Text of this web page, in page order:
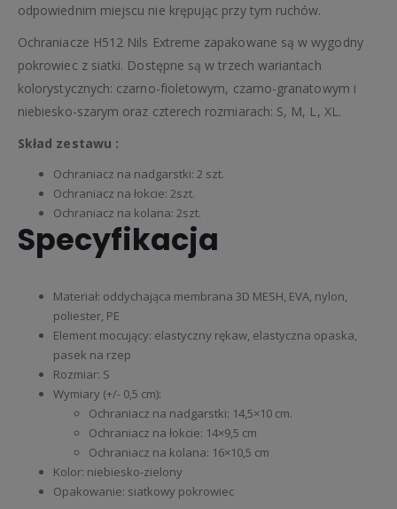
odpowiednim miejscu nie krępując przy tym ruchów.
Ochraniacze H512 Nils Extreme zapakowane są w wygodny
pokrowiec z siatki. Dostępne są w trzech wariantach
kolorystycznych: czarno-fioletowym, czarno-granatowym i
niebiesko-szarym oraz czterech rozmiarach: S, M, L, XL.
Skład zestawu :
Ochraniacz na nadgarstki: 2 szt.
Ochraniacz na łokcie: 2szt.
Ochraniacz na kolana: 2szt.
Specyfikacja
Materiał: oddychająca membrana 3D MESH, EVA, nylon,
poliester, PE
Element mocujący: elastyczny rękaw, elastyczna opaska,
pasek na rzep
Rozmiar: S
Wymiary (+/- 0,5 cm):
Ochraniacz na nadgarstki: 14,5×10 cm.
Ochraniacz na łokcie: 14×9,5 cm
Ochraniacz na kolana: 16×10,5 cm
Kolor: niebiesko-zielony
Opakowanie: siatkowy pokrowiec